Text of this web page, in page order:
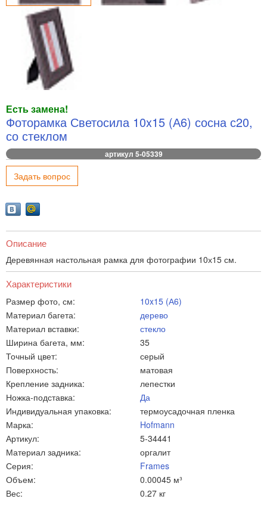
Есть замена!
Фоторамка Светосила 10x15 (А6) сосна с20,
со стеклом
артикул 5-05339
Задать вопрос
Описание
Деревянная настольная рамка для фотографии 10х15 см.
Характеристики
Размер фото, см:
10x15 (А6)
Материал багета:
дерево
Материал вставки:
стекло
Ширина багета, мм:
35
Точный цвет:
серый
Поверхность:
матовая
Крепление задника:
лепестки
Ножка-подставка:
Да
Индивидуальная упаковка:
термоусадочная пленка
Марка:
Hofmann
Артикул:
5-34441
Материал задника:
оргалит
Серия:
Frames
Объем:
0.00045 м³
Вес:
0.27 кг